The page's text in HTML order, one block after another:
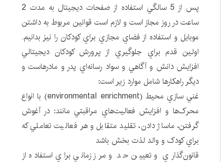
پس از 5 سالگي استفاده از صفحات ديجيتال به مدت 2
ساعت در روز مجاز است و لازم است قوانين مربوط به داشتن
موبايل و استفاده از فضاي مجازي براي کودکان را نيز بدانيم.
اولين قدم براي جلوگيري از پرورش کودکان ديجيتالي
افزايش دانش و آگاهي و سواد رسانه‌اي پدر و مادرهاست و
ديگر راهکارها شامل موارد زير است:
غني سازي محيط (environmental enrichment) با انواع
محرک‌ها و افزايش فعاليت‌هاي مراقبتي مانند: در آغوش
گرفتن، ماساژ دادن، تقليد متقابل و هر فعاليت تعاملي که
براي کودک و والد لذت بخش باشد
قانون‌گذاري و تعيين حد و مرز زماني براي استفاده از